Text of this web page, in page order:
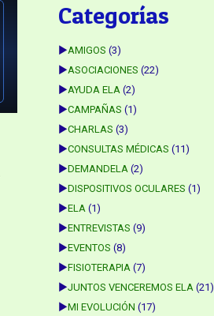
Categorías
►AMIGOS (3)
►ASOCIACIONES (22)
►AYUDA ELA (2)
►CAMPAÑAS (1)
►CHARLAS (3)
►CONSULTAS MÉDICAS (11)
►DEMANDELA (2)
►DISPOSITIVOS OCULARES (1)
►ELA (1)
►ENTREVISTAS (9)
►EVENTOS (8)
►FISIOTERAPIA (7)
►JUNTOS VENCEREMOS ELA (21)
►MI EVOLUCIÓN (17)